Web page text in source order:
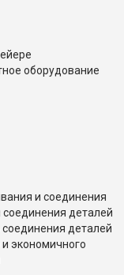
оборудование
и соединения
деталей
деталей
экономичного